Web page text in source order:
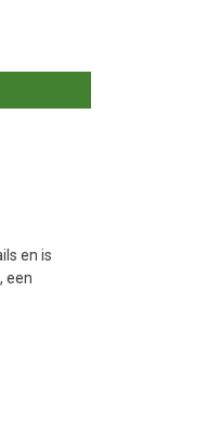
en is
een